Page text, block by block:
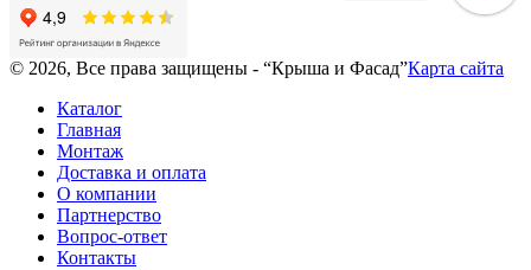
© 2026, Все права защищены - “Крыша и Фасад”Карта сайта
Каталог
Главная
Монтаж
Доставка и оплата
О компании
Партнерство
Вопрос-ответ
Контакты